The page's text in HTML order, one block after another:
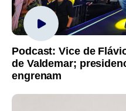
Podcast: Vice de
de Valdemar;
engrenam